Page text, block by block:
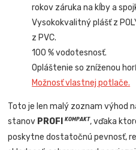
rokov záruka na kĺby a
Vysokokvalitný plášť z
z PVC.
100 % vodotesnosť.
Opláštenie so zníženou
Možnosť vlastnej potlače.
Toto je len malý zoznam výhod
stanov PROFIKOMPAKT, vďaka
poskytne dostatočnú pevnosť,